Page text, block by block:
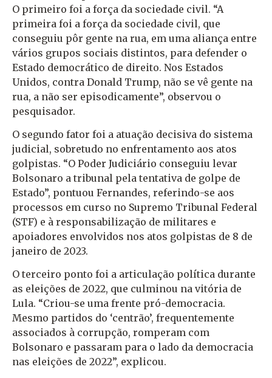
O primeiro foi a força da sociedade civil. “A
primeira foi a força da sociedade civil, que
conseguiu pôr gente na rua, em uma aliança entre
vários grupos sociais distintos, para defender o
Estado democrático de direito. Nos Estados
Unidos, contra Donald Trump, não se vê gente na
rua, a não ser episodicamente”, observou o
pesquisador.
O segundo fator foi a atuação decisiva do sistema
judicial, sobretudo no enfrentamento aos atos
golpistas. “O Poder Judiciário conseguiu levar
Bolsonaro a tribunal pela tentativa de golpe de
Estado”, pontuou Fernandes, referindo-se aos
processos em curso no Supremo Tribunal Federal
(STF) e à responsabilização de militares e
apoiadores envolvidos nos atos golpistas de 8 de
janeiro de 2023.
O terceiro ponto foi a articulação política durante
as eleições de 2022, que culminou na vitória de
Lula. “Criou-se uma frente pró-democracia.
Mesmo partidos do ‘centrão’, frequentemente
associados à corrupção, romperam com
Bolsonaro e passaram para o lado da democracia
nas eleições de 2022”, explicou.